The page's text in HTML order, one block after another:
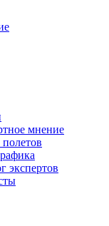
мнение
полетов
экспертов